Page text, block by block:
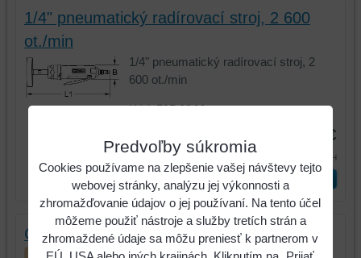
1/4" pneumatický radírovací stroj, 2 600
ot./min
1/4" pneumatický radírovací stroj, 2
600 ot./min
Kód:515.1244
77,67 €
s DPH
ks Vložiť do košíka
Gumený radírovací tanier, súprava 6 ks
Gumený radírovací tanier, súprava 6
Predvoľby súkromia
Cookies používame na zlepšenie vašej návštevy tejto
webovej stránky, analýzu jej výkonnosti a
zhromažďovanie údajov o jej používaní. Na tento účel
môžeme použiť nástroje a služby tretích strán a
zhromaždené údaje sa môžu preniesť k partnerom v